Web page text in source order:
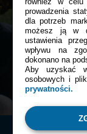
prowadzenia
dla potrzeb
możesz ją w
ustawienia
wpływu na
dokonano na
Aby uzyskać
osobowych i
prywatności.